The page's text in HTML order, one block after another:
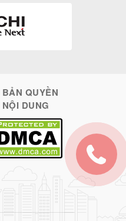
BẢN QUYỀN
NỘI DUNG